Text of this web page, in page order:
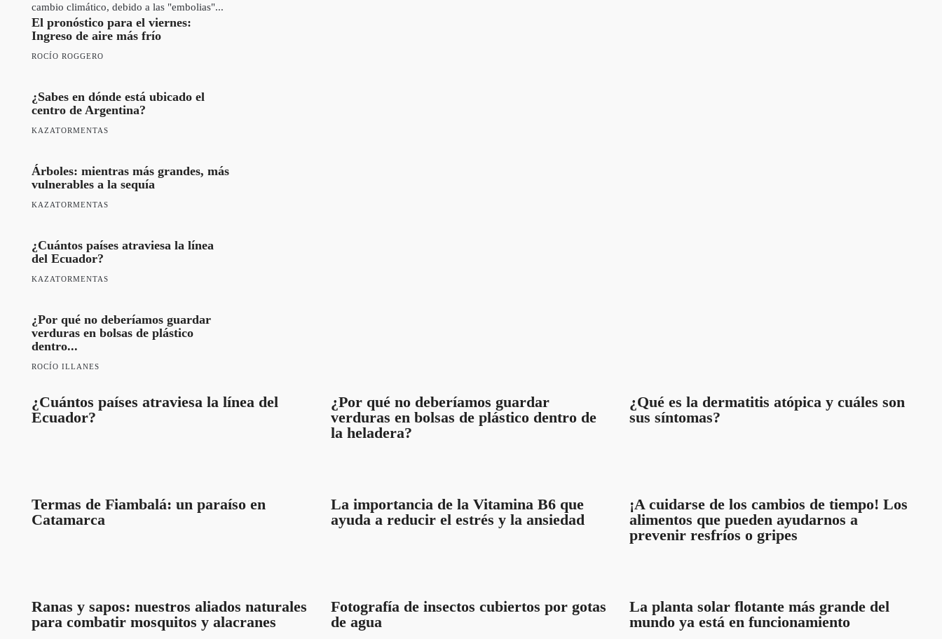
cambio climático, debido a las "embolias"...
El pronóstico para el viernes:
Ingreso de aire más frío
ROCÍO ROGGERO
¿Sabes en dónde está ubicado el
centro de Argentina?
KAZATORMENTAS
Árboles: mientras más grandes, más
vulnerables a la sequía
KAZATORMENTAS
¿Cuántos países atraviesa la línea
del Ecuador?
KAZATORMENTAS
¿Por qué no deberíamos guardar
verduras en bolsas de plástico
dentro...
ROCÍO ILLANES
¿Cuántos países atraviesa la línea del
Ecuador?
¿Por qué no deberíamos guardar
verduras en bolsas de plástico dentro de
la heladera?
¿Qué es la dermatitis atópica y cuáles son
sus síntomas?
Termas de Fiambalá: un paraíso en
Catamarca
La importancia de la Vitamina B6 que
ayuda a reducir el estrés y la ansiedad
¡A cuidarse de los cambios de tiempo! Los
alimentos que pueden ayudarnos a
prevenir resfríos o gripes
Ranas y sapos: nuestros aliados naturales
para combatir mosquitos y alacranes
Fotografía de insectos cubiertos por gotas
de agua
La planta solar flotante más grande del
mundo ya está en funcionamiento